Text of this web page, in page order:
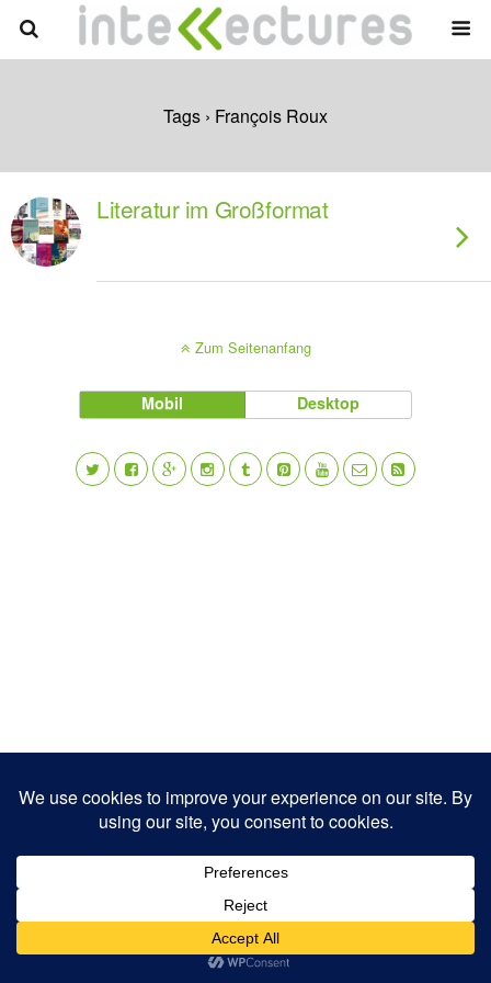
Tags › François Roux
Literatur im Großformat
Zum Seitenanfang
Mobil Desktop